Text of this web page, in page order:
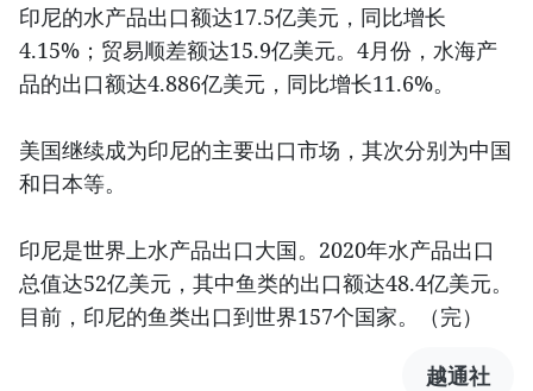
印尼的水产品出口额达17.5亿美元，同比增长
4.15%；贸易顺差额达15.9亿美元。4月份，水海产
品的出口额达4.886亿美元，同比增长11.6%。
美国继续成为印尼的主要出口市场，其次分别为中国
和日本等。
印尼是世界上水产品出口大国。2020年水产品出口
总值达52亿美元，其中鱼类的出口额达48.4亿美元。
目前，印尼的鱼类出口到世界157个国家。（完）
越通社